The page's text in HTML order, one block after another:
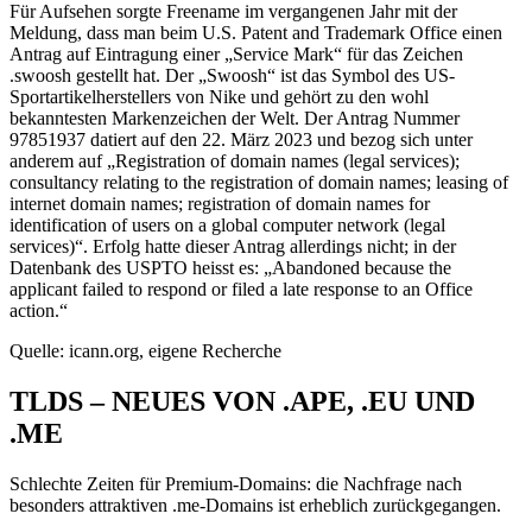
Für Aufsehen sorgte Freename im vergangenen Jahr mit der
Meldung, dass man beim U.S. Patent and Trademark Office einen
Antrag auf Eintragung einer „Service Mark“ für das Zeichen
.swoosh gestellt hat. Der „Swoosh“ ist das Symbol des US-
Sportartikelherstellers von Nike und gehört zu den wohl
bekanntesten Markenzeichen der Welt. Der Antrag Nummer
97851937 datiert auf den 22. März 2023 und bezog sich unter
anderem auf „Registration of domain names (legal services);
consultancy relating to the registration of domain names; leasing of
internet domain names; registration of domain names for
identification of users on a global computer network (legal
services)“. Erfolg hatte dieser Antrag allerdings nicht; in der
Datenbank des USPTO heisst es: „Abandoned because the
applicant failed to respond or filed a late response to an Office
action.“
Quelle: icann.org, eigene Recherche
TLDS – NEUES VON .APE, .EU UND
.ME
Schlechte Zeiten für Premium-Domains: die Nachfrage nach
besonders attraktiven .me-Domains ist erheblich zurückgegangen.